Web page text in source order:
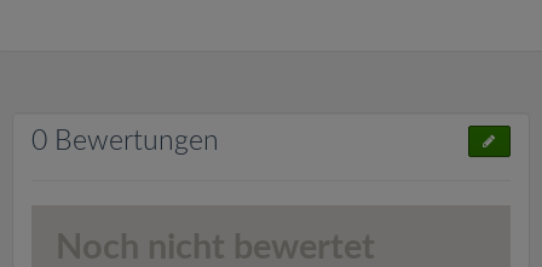
0 Bewertungen
Noch nicht bewertet